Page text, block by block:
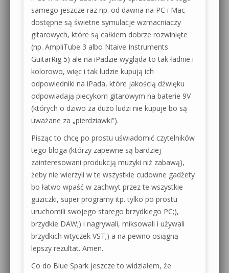
samego jeszcze raz np. od dawna na PC i Mac
dostępne są świetne symulacje wzmacniaczy
gitarowych, które są całkiem dobrze rozwinięte
(np. AmpliTube 3 albo Ntaive Instruments
GuitarRig 5) ale na iPadzie wygląda to tak ładnie i
kolorowo, więc i tak ludzie kupują ich
odpowiedniki na iPada, które jakością dźwięku
odpowiadają piecykom gitarowym na baterie 9V
(których o dziwo za dużo ludzi nie kupuje bo są
uważane za „pierdziawki”).
Pisząc to chcę po prostu uświadomić czytelników
tego bloga (którzy zapewne są bardziej
zainteresowani produkcją muzyki niż zabawą),
żeby nie wierzyli w te wszystkie cudowne gadżety
bo łatwo wpaść w zachwyt przez te wszystkie
guziczki, super programy itp. tylko po prostu
uruchomili swojego starego brzydkiego PC;),
brzydkie DAW;) i nagrywali, miksowali i używali
brzydkich wtyczek VST;) a na pewno osiągną
lepszy rezultat. Amen.
Co do Blue Spark jeszcze to widziałem, że